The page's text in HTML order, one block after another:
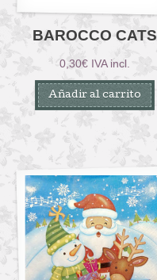
BAROCCO CATS
0,30€ IVA incl.
Añadir al carrito